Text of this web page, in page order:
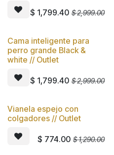
$ 1,799.40 $2,999.00
Oferta
Cama inteligente para
perro grande Black &
white // Outlet
$ 1,799.40 $2,999.00
Oferta
Vianela espejo con
colgadores // Outlet
$ 774.00 $1,290.00